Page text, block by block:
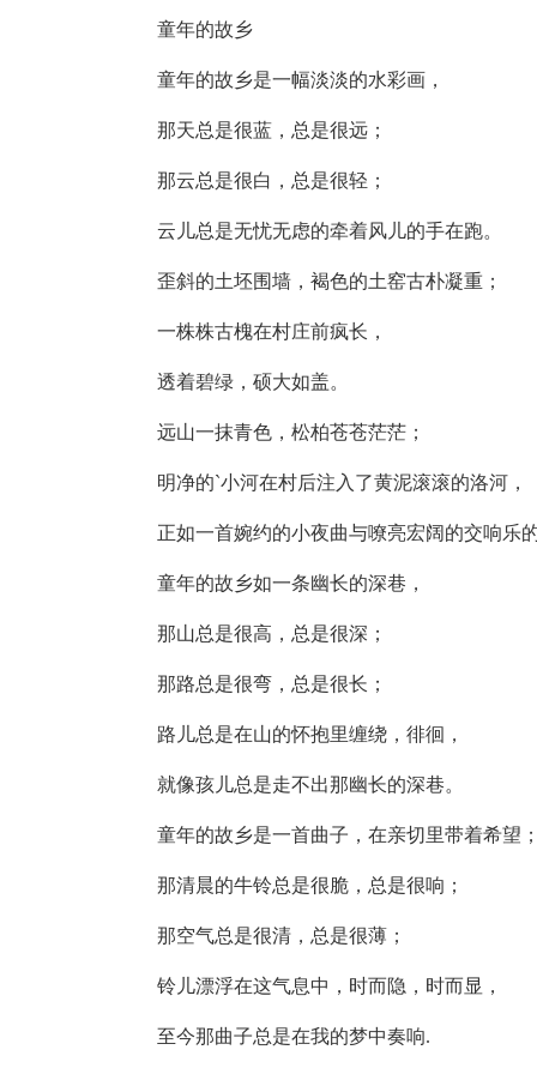
童年的故乡
童年的故乡是一幅淡淡的水彩画，
那天总是很蓝，总是很远；
那云总是很白，总是很轻；
云儿总是无忧无虑的牵着风儿的手在跑。
歪斜的土坯围墙，褐色的土窑古朴凝重；
一株株古槐在村庄前疯长，
透着碧绿，硕大如盖。
远山一抹青色，松柏苍苍茫茫；
明净的`小河在村后注入了黄泥滚滚的洛河，
正如一首婉约的小夜曲与嘹亮宏阔的交响乐
童年的故乡如一条幽长的深巷，
那山总是很高，总是很深；
那路总是很弯，总是很长；
路儿总是在山的怀抱里缠绕，徘徊，
就像孩儿总是走不出那幽长的深巷。
童年的故乡是一首曲子，在亲切里带着希望
那清晨的牛铃总是很脆，总是很响；
那空气总是很清，总是很薄；
铃儿漂浮在这气息中，时而隐，时而显，
至今那曲子总是在我的梦中奏响.